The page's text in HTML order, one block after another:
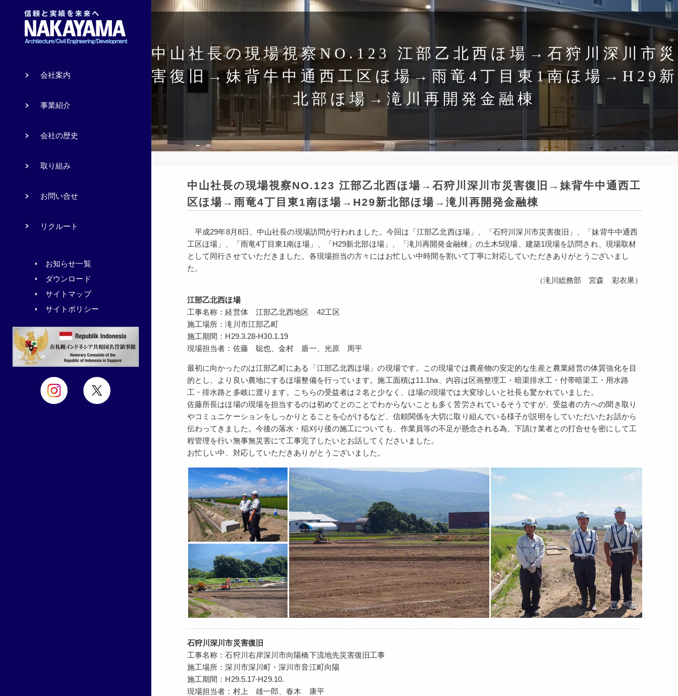
中山社長の現場視察NO.123 江部乙北西ほ場→石狩川深川市災
害復旧→妹背牛中通西工区ほ場→雨竜4丁目東1南ほ場→H29新
北部ほ場→滝川再開発金融棟
中山社長の現場視察NO.123 江部乙北西ほ場→石狩川深川市災害復旧→妹背牛中通西工
区ほ場→雨竜4丁目東1南ほ場→H29新北部ほ場→滝川再開発金融棟
平成29年8月8日、中山社長の現場訪問が行われました。今回は「江部乙北西ほ場」、「石狩川深川市災害復旧」、「妹背牛中通西
工区ほ場」、「雨竜4丁目東1南ほ場」、「H29新北部ほ場」、「滝川再開発金融棟」の土木5現場、建築1現場を訪問され、現場取材
として同行させていただきました。各現場担当の方々にはお忙しい中時間を割いて丁寧に対応していただきありがとうございまし
た。
（滝川総務部 宮森 彩衣果）
江部乙北西ほ場
工事名称：経営体 江部乙北西地区 42工区
施工場所：滝川市江部乙町
施工期間：H29.3.28-H30.1.19
現場担当者：佐藤 聡也、金村 盾一、光原 周平
最初に向かったのは江部乙町にある「江部乙北西ほ場」の現場です。この現場では農産物の安定的な生産と農業経営の体質強化を目
的とし、より良い農地にするほ場整備を行っています。施工面積は11.1ha、内容は区画整理工・暗渠排水工・付帯暗渠工・用水路
工・排水路と多岐に渡ります。こちらの受益者は２名と少なく、ほ場の現場では大変珍しいと社長も驚かれていました。
佐藤所長はほ場の現場を担当するのは初めてとのことでわからないことも多く苦労されているそうですが、受益者の方への聞き取り
やコミュニケーションをしっかりとることを心がけるなど、信頼関係を大切に取り組んでいる様子が説明をしていただいたお話から
伝わってきました。今後の落水・稲刈り後の施工についても、作業員等の不足が懸念される為、下請け業者との打合せを密にして工
程管理を行い無事無災害にて工事完了したいとお話してくださいました。
お忙しい中、対応していただきありがとうございました。
石狩川深川市災害復旧
工事名称：石狩川右岸深川市向陽橋下流地先災害復旧工事
施工場所：深川市深川町・深川市音江町向陽
施工期間：H29.5.17-H29.10.
現場担当者：村上 雄一郎、春木 康平
会社案内
事業紹介
会社の歴史
取り組み
お問い合せ
リクルート
お知らせ一覧
ダウンロード
サイトマップ
サイトポリシー